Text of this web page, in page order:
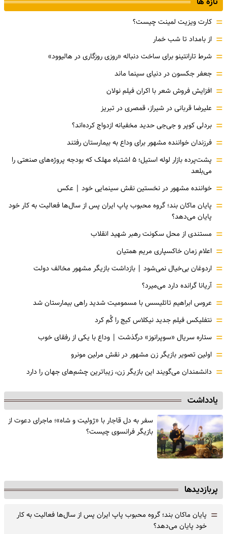
= کارت ویزیت لمینت چیست؟
= از بامداد تا شب خمار
= شرط تارانتینو برای ساخت دنباله «روزی روزگاری در هالیوود»
= جعفر جکسون در دنیای سینما ماند
= افزایش فروش شعر با اکران فیلم نولان
= علیرضا قربانی در شیراز، قمصری در تبریز
= بردلی کوپر و جی‌جی حدید مخفیانه ازدواج کرده‌اند؟
= فرزندان خواننده مشهور برای وداع به بیمارستان رفتند
=
پشت‌پرده بازار لوله استیل؛ ۵ اشتباه مهلک که بودجه پروژه‌های صنعتی را
می‌بلعد
= خواننده مشهور در نخستین نقش سینمایی خود |‌ عکس
= پایان ماکان بند؛ گروه محبوب پاپ ایران پس از سال‌ها فعالیت به کار خود
پایان می‌دهد؟
= مستندی از محل سکونت رهبر شهید انقلاب
= اعلام زمان خاکسپاری مریم همتیان
= اردوغان بی‌خیال نمی‌شود | بازداشت بازیگر مشهور مخالف دولت
= آریانا گرانده دارد می‌میرد؟
= عروس ابراهیم تاتلیسس با مسمومیت شدید راهی بیمارستان شد
= نتفلیکس فیلم جدید نیکلاس کیج را گُم کرد
= ستاره سریال «سوپرانوز» درگذشت | وداع با یکی از رفقای خوب
= اولین تصویر بازیگر زن مشهور در نقش مرلین مونرو
= دانشمندان می‌گویند این بازیگر زن، زیباترین چشم‌های جهان را دارد
یادداشت
سفر به دل قاجار با «ژولیت و شاه»؛ ماجرای دعوت از
‌بازیگر فرانسوی چیست؟
پربازدیدها
= پایان ماکان بند؛ گروه محبوب پاپ ایران پس از سال‌ها فعالیت به کار
خود پایان می‌دهد؟